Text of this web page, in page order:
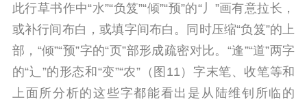
此行草书作中“水”“负笈”“倾”“预”的“丿”画有意拉长，
或补行间布白，或填字间布白。同时压缩“负笈”的上
部，“倾”“预”字的“页”部形成疏密对比。“逢”“道”两字
的“辶”的形态和“变”“农”（图11）字末笔、收笔等和
上面所分析的这些字都能看出是从陆维钊所临的